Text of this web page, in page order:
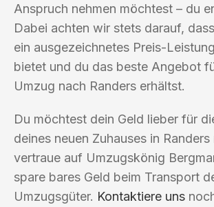
Anspruch nehmen möchtest – du
Dabei achten wir stets darauf,
ein ausgezeichnetes Preis-
bietet und du das beste Angebot
Umzug nach Randers erhältst.
Du möchtest dein Geld lieber für
deines neuen Zuhauses in
vertraue auf Umzugskönig
spare bares Geld beim Transport
Umzugsgüter. Kontaktiere uns